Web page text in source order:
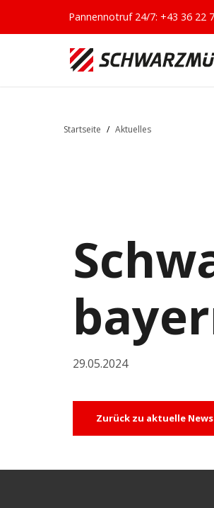
Pannennotruf 24/7: +43 36 22
Startseite / Aktuelles
29.05.2024
Zurück zu aktuelle News